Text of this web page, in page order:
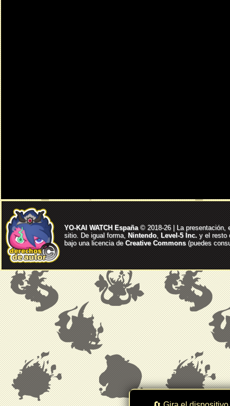
🔄 Gira el
YO-KAI WATCH España© 2018-26 | La presentación,
sitio. De igual forma, Nintendo, Level-5 Inc. y el resto
bajo una licencia deCreative Commons(puedes